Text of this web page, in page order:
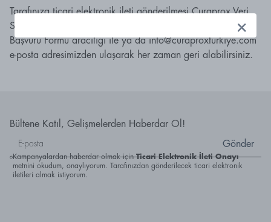
Tarafınıza ticari elektronik ileti gönderilmesi Curaprox Veri
Sahibi Başvuru Formu'na onay verilen işbu onayı KVKK
Başvuru Formu aracılığı ile ya dainfo@curaproxturkiye.com
e-posta adresimizden ulaşarak her zaman geri alabilirsiniz.
Bültene Katıl, Gelişmelerden Haberdar Ol!
Gönder
Kampanyalardan haberdar olmak için Ticari Elektronik İleti Onayı
metnini okudum, onaylıyorum. Tarafınızdan gönderilecek ticari elektronik
iletileri almak istiyorum.